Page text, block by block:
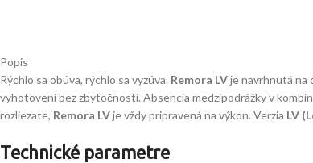
Popis
Rýchlo sa obúva, rýchlo sa vyzúva. Remora LVje navrhnutá na
vyhotovení bez zbytočností. Absencia medzipodrážky v
rozliezate, Remora LVje vždy pripravená na výkon. Verzia LV
Technické parametre